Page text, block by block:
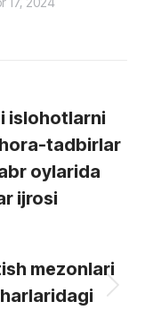
islohotlarni
tadbirlar
oylarida
ijrosi
mezonlari